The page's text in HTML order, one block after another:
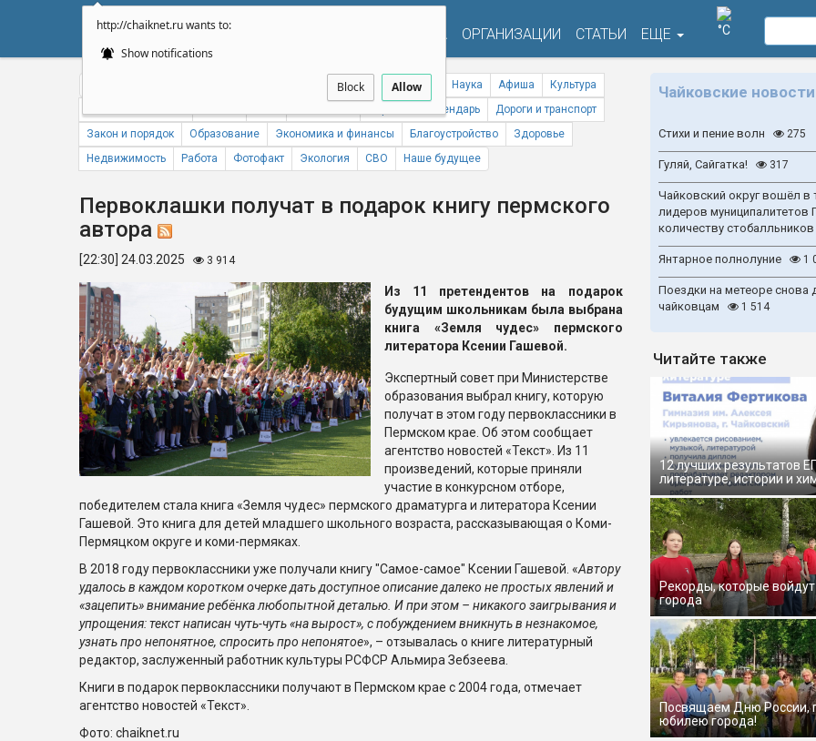
http://chaiknet.ru wants to:
Show notifications
Block Allow
АФИША ОРГАНИЗАЦИИ СТАТЬИ ЕЩЕ °C
Спорт Происшествия Наука Афиша
Культура
Народный календарь
Дороги и транспорт
Закон и порядок
Образование Экономика и финансы Благоустройство
Здоровье
Недвижимость
Работа Фотофакт Экология СВО Наше будущее
Первоклашки получат в подарок книгу пермского
автора
[22:30] 24.03.2025 3 914
Из 11 претендентов на подарок
будущим школьникам была выбрана
книга «Земля чудес» пермского
литератора Ксении Гашевой.
Экспертный совет при Министерстве
образования выбрал книгу, которую
получат в этом году первоклассники в
Пермском крае. Об этом сообщает
агентство новостей «Текст». Из 11
произведений, которые приняли
участие в конкурсном отборе,
победителем стала книга «Земля чудес» пермского драматурга и литератора Ксении
Гашевой. Это книга для детей младшего школьного возраста, рассказывающая о Коми-
Пермяцком округе и коми-пермяках.
В 2018 году первоклассники уже получали книгу "Самое-самое" Ксении Гашевой. «Автору
удалось в каждом коротком очерке дать доступное описание далеко не простых явлений и
«зацепить» внимание ребёнка любопытной деталью. И при этом – никакого заигрывания и
упрощения: текст написан чуть-чуть «на вырост», с побуждением вникнуть в незнакомое,
узнать про непонятное, спросить про непонятое», – отзывалась о книге литературный
редактор, заслуженный работник культуры РСФСР Альмира Зебзеева.
Книги в подарок первоклассники получают в Пермском крае с 2004 года, отмечает
агентство новостей «Текст».
Фото: chaiknet.ru
Чайковские новости
Стихи и пение волн 275
Гуляй, Сайгатка! 317
Чайковский округ вошёл в
лидеров муниципалитетов
количеству
Янтарное полнолуние 1
Поездки на метеоре снова
чайковцам
1 514
Читайте также
12 лучших результатов
литературе, истории и
Рекорды, которые
города
Посвящаем Дню России,
юбилею города!